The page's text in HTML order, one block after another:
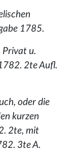
1785.
Privat u.
2te Aufl.
oder die
kurzen
2te, mit
3te A.